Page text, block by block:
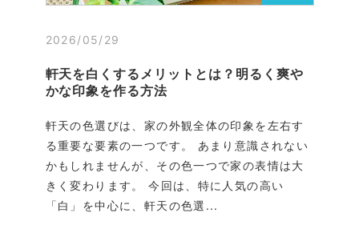
2026/05/29
軒天を白くするメリットとは？明るく爽や
かな印象を作る方法
軒天の色選びは、家の外観全体の印象を左右す
る重要な要素の一つです。 あまり意識されない
かもしれませんが、その色一つで家の表情は大
きく変わります。 今回は、特に人気の高い
「白」を中心に、軒天の色選...